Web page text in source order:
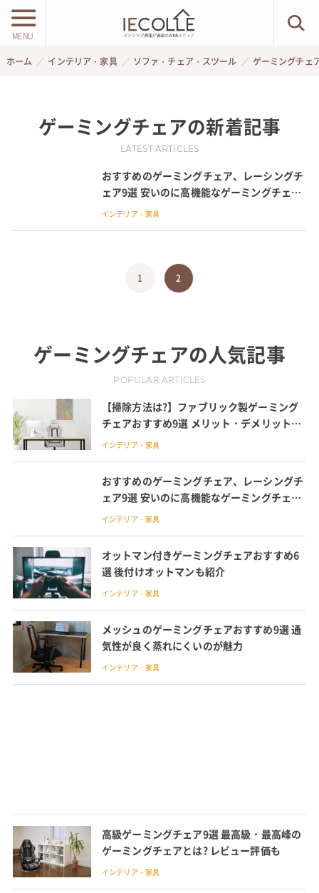
MENU
ホーム インテリア・家具 ソファ・チェア・スツール ゲーミングチェ
ゲーミングチェアの新着記事
LATEST ARTICLES
おすすめのゲーミングチェア、レーシングチ
ェア9選 安いのに高機能なゲーミングチェア
を紹介
インテリア・家具
1 2
ゲーミングチェアの人気記事
POPULAR ARTICLES
【掃除方法は?】ファブリック製ゲーミング
チェアおすすめ9選 メリット・デメリットも
調査
インテリア・家具
おすすめのゲーミングチェア、レーシングチ
ェア9選 安いのに高機能なゲーミングチェア
を紹介
インテリア・家具
オットマン付きゲーミングチェアおすすめ6
選 後付けオットマンも紹介
インテリア・家具
メッシュのゲーミングチェアおすすめ9選 通
気性が良く蒸れにくいのが魅力
インテリア・家具
高級ゲーミングチェア9選 最高級・最高峰の
ゲーミングチェアとは? レビュー評価も
インテリア・家具